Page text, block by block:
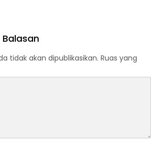
tidak akan dipublikasikan. Ruas yang